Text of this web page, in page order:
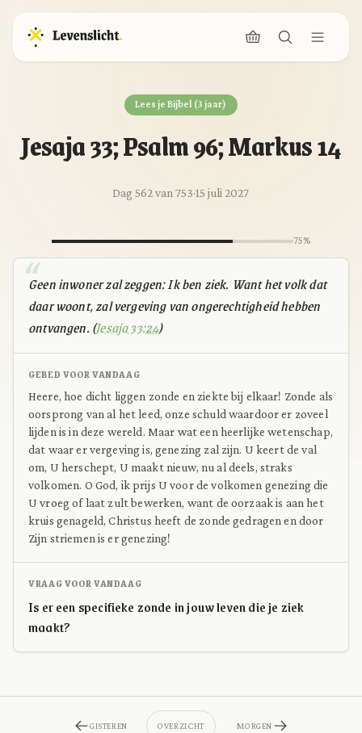
Lees je Bijbel (3 jaar)
Jesaja 33; Psalm 96; Markus 14
Dag 562 van 753·15 juli 2027
75%
Geen inwoner zal zeggen: Ik ben ziek. Want het volk dat
daar woont, zal vergeving van ongerechtigheid hebben
ontvangen. (Jesaja 33:24)
GEBED VOOR VANDAAG
Heere, hoe dicht liggen zonde en ziekte bij elkaar! Zonde als
oorsprong van al het leed, onze schuld waardoor er zoveel
lijden is in deze wereld. Maar wat een heerlijke wetenschap,
dat waar er vergeving is, genezing zal zijn. U keert de val
om, U herschept, U maakt nieuw, nu al deels, straks
volkomen. O God, ik prijs U voor de volkomen genezing die
U vroeg of laat zult bewerken, want de oorzaak is aan het
kruis genageld, Christus heeft de zonde gedragen en door
Zijn striemen is er genezing!
VRAAG VOOR VANDAAG
Is er een specifieke zonde in jouw leven die je ziek
maakt?
GISTEREN OVERZICHT MORGEN